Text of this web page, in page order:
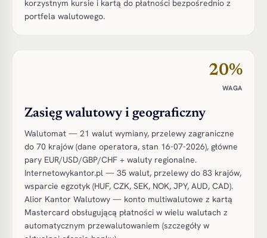
korzystnym kursie i kartą do płatności bezpośrednio z
portfela walutowego.
20%
WAGA
Zasięg walutowy i geograficzny
Walutomat — 21 walut wymiany, przelewy zagraniczne
do 70 krajów (dane operatora, stan 16-07-2026), główne
pary EUR/USD/GBP/CHF + waluty regionalne.
Internetowykantor.pl — 35 walut, przelewy do 83 krajów,
wsparcie egzotyk (HUF, CZK, SEK, NOK, JPY, AUD, CAD).
Alior Kantor Walutowy — konto multiwalutowe z kartą
Mastercard obsługującą płatności w wielu walutach z
automatycznym przewalutowaniem (szczegóły w